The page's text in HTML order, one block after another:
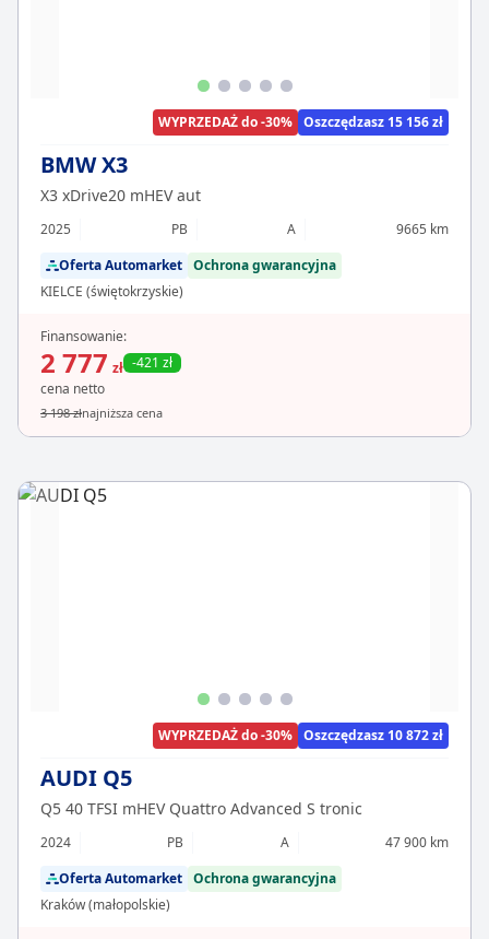
WYPRZEDAŻ do -30% Oszczędzasz 15 156 zł
BMW X3
X3 xDrive20 mHEV aut
2025 PB A
9665 km
Oferta Automarket Ochrona gwarancyjna
KIELCE (świętokrzyskie)
Finansowanie:
2 777 zł -421 zł
cena netto
3 198 złnajniższa cena
WYPRZEDAŻ do -30% Oszczędzasz 10 872 zł
AUDI Q5
Q5 40 TFSI mHEV Quattro Advanced S tronic
2024 PB A
47 900 km
Oferta Automarket Ochrona gwarancyjna
Kraków (małopolskie)